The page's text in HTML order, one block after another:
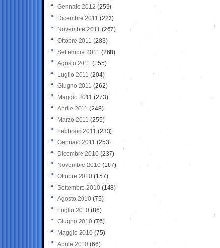
Gennaio 2012 (259)
Dicembre 2011 (223)
Novembre 2011 (267)
Ottobre 2011 (283)
Settembre 2011 (268)
Agosto 2011 (155)
Luglio 2011 (204)
Giugno 2011 (262)
Maggio 2011 (273)
Aprile 2011 (248)
Marzo 2011 (255)
Febbraio 2011 (233)
Gennaio 2011 (253)
Dicembre 2010 (237)
Novembre 2010 (187)
Ottobre 2010 (157)
Settembre 2010 (148)
Agosto 2010 (75)
Luglio 2010 (86)
Giugno 2010 (76)
Maggio 2010 (75)
Aprile 2010 (66)